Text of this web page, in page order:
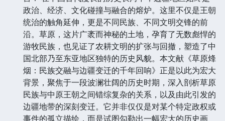
政治、经济、文化碰撞与融合的熔炉。这里不仅是王朝
统治的触角延伸，更是不同民族、不同文明交锋的前
沿。草原，这片广袤而神秘的土地，孕育了无数彪悍的
游牧民族，也见证了农耕文明的扩张与回撤，塑造了中
国北部乃至东亚地区独特的历史风貌。本文献《草原烽
烟：民族交融与边疆变迁的千年回响》正是以此为宏大
背景，聚焦于一段波澜壮阔的历史时期，深入剖析草原
民族与中原王朝之间错综复杂的关系，以及由此引发的
边疆地带的深刻变迁。它并非仅仅是对某个特定政权或
事件的孤立描绘，而是试图勾勒出一幅宏大的历史画